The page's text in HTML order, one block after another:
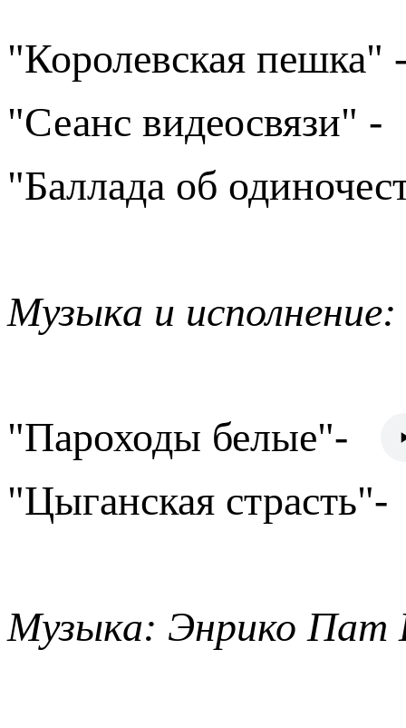
"Королевская пешка"
"Сеанс видеосвязи" -
"Баллада об
Музыка и
"Пароходы белые"-
"Цыганская страсть"-
Музыка: Энрико Пат